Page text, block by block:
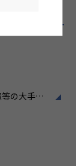
の大手メ
業務など